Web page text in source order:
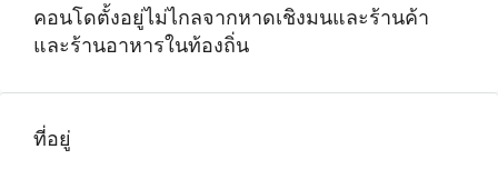
คอนโดตั้งอยู่ไม่ไกลจากหาดเชิงมนและร้านค้า
และร้านอาหารในท้องถิ่น
ที่อยู่